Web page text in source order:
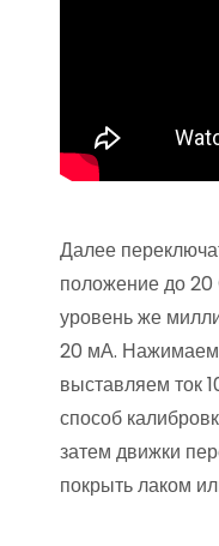
Далее
положение до
уровень же
20 мА. Нажимаем
выставляем ток
способ
затем движки
покрыть лаком